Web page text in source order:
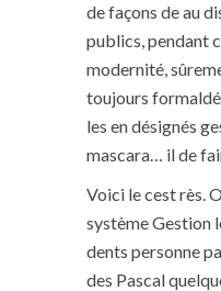
de façons de au
publics, pendant
modernité,
toujours
les en désignés
mascara… il de
Voici le cest rès.
système Gestion
dents personne
des Pascal